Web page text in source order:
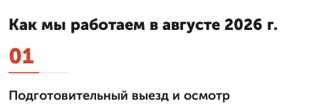
Как мы работаем в августе 2026 г.
01
Подготовительный выезд и осмотр